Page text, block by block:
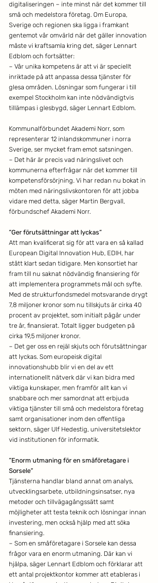
digitaliseringen – inte minst när det kommer till
små och medelstora företag. Om Europa,
Sverige och regionen ska ligga i framkant
gentemot vår omvärld när det gäller innovation
måste vi kraftsamla kring det, säger Lennart
Edblom och fortsätter:
– Vår unika kompetens är att vi är speciellt
inriktade på att anpassa dessa tjänster för
glesa områden. Lösningar som fungerar i till
exempel Stockholm kan inte nödvändigtvis
tillämpas i glesbygd, säger Lennart Edblom.
Kommunalförbundet Akademi Norr, som
representerar 12 inlandskommuner i norra
Sverige, ser mycket fram emot satsningen.
– Det här är precis vad näringslivet och
kommunerna efterfrågar när det kommer till
kompetensförsörjning. Vi har redan nu bokat in
möten med näringslivskontoren för att jobba
vidare med detta, säger Martin Bergvall,
förbundschef Akademi Norr.
”Ger förutsättningar att lyckas”
Att man kvalificerat sig för att vara en så kallad
European Digital Innovation Hub, EDIH, har
stått klart sedan tidigare. Men konsortiet har
fram till nu saknat nödvändig finansiering för
att implementera programmets mål och syfte.
Med de strukturfondsmedel motsvarande drygt
7,8 miljoner kronor som nu tillskjuts är cirka 40
procent av projektet, som initialt pågår under
tre år, finansierat. Totalt ligger budgeten på
cirka 19,5 miljoner kronor.
– Det ger oss en rejäl skjuts och förutsättningar
att lyckas. Som europeisk digital
innovationshubb blir vi en del av ett
internationellt nätverk där vi kan bidra med
viktiga kunskaper, men framför allt kan vi
snabbare och mer samordnat att erbjuda
viktiga tjänster till små och medelstora företag
samt organisationer inom den offentliga
sektorn, säger Ulf Hedestig, universitetslektor
vid institutionen för informatik.
”Enorm utmaning för en småföretagare i
Sorsele”
Tjänsterna handlar bland annat om analys,
utvecklingsarbete, utbildningsinsatser, nya
metoder och tillvägagångssätt samt
möjligheter att testa teknik och lösningar innan
investering, men också hjälp med att söka
finansiering.
– Som en småföretagare i Sorsele kan dessa
frågor vara en enorm utmaning. Där kan vi
hjälpa, säger Lennart Edblom och förklarar att
ett antal projektkontor kommer att etableras i